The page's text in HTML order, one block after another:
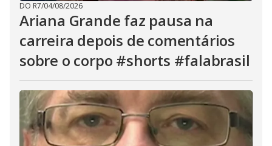
DO R7/04/08/2026
Ariana Grande faz pausa na
carreira depois de comentários
sobre o corpo #shorts #falabrasil